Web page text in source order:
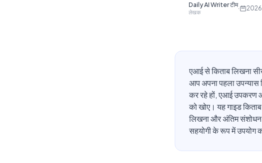
Daily AI Writer टीम
लेखक
·
एआई से किताब लिखना
आप अपना पहला उपन्यास
कर रहे हों, एआई उपकरण
को खोए। यह गाइड
लिखना और अंतिम
सहयोगी के रूप में उपयोग